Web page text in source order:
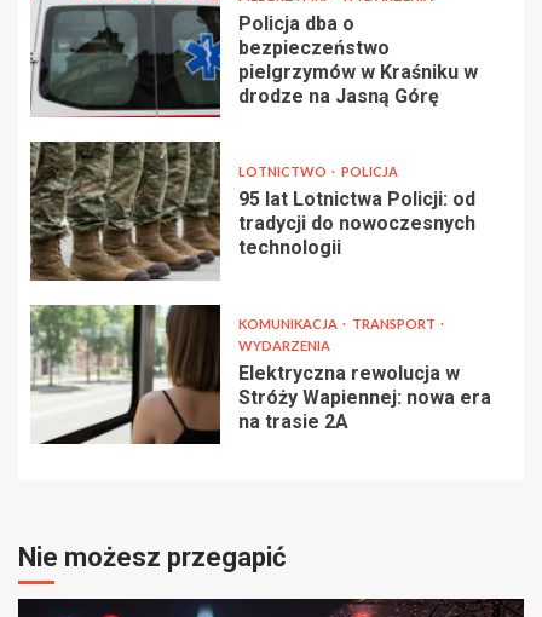
Policja dba o
bezpieczeństwo
pielgrzymów w Kraśniku w
drodze na Jasną Górę
LOTNICTWO POLICJA
95 lat Lotnictwa Policji: od
tradycji do nowoczesnych
technologii
KOMUNIKACJA
TRANSPORT
WYDARZENIA
Elektryczna rewolucja w
Stróży Wapiennej: nowa era
na trasie 2A
Nie możesz przegapić